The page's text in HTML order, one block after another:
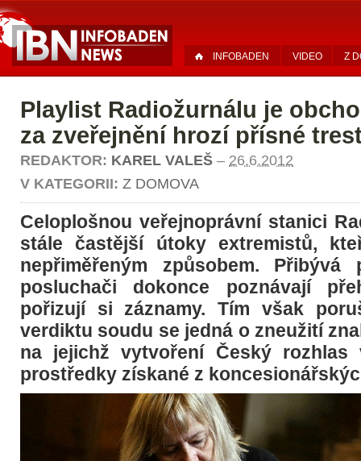
INFOBADEN VIDEO Z
Playlist Radiožurnálu je
za zveřejnění hrozí přísné
REDAKTOR: KAREL VALEŠ – 26.6.2012
V KATEGORII: Z DOMOVA
Celoplošnou veřejnoprávní stanici
stále častější útoky extremistů,
nepřiměřeným způsobem.
posluchači dokonce poznávají
pořizují si záznamy. Tím však
verdiktu soudu se jedná o zneužití
na jejichž vytvoření Český rozhlas
prostředky získané z